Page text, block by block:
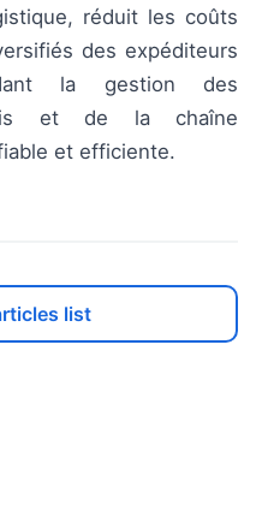
réduit les coûts
des expéditeurs
la gestion des
et de la chaîne
et efficiente.
list